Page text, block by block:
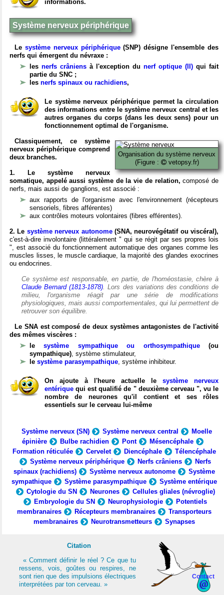
informations.
Système nerveux périphérique
Le système nerveux périphérique(SNP) désigne l'ensemble des
nerfs qui émergent du névraxe :
les nerfs crâniens à l'exception du nerf optique (II) qui fait
partie du SNC ;
les nerfs spinaux ou rachidiens,
Le système nerveux périphérique permet la circulation
des informations entre le système nerveux central et les
autres organes du corps (dans les deux sens) pour un
fonctionnement optimal de l'organisme.
Organisation du système nerveux
(Figure :
vetopsy.fr)
Classiquement, ce système
nerveux périphérique comprend
deux branches.
1. Le système nerveux
somatique, appelé aussi système de la vie de relation, composé de
nerfs, mais aussi de ganglions, est associé :
aux rapports de l'organisme avec l'environnement (récepteurs
sensoriels, fibres afférentes)
aux contrôles moteurs volontaires (fibres efférentes).
2. Le système nerveux autonome(SNA, neurovégétatif ou viscéral),
c'est-à-dire involontaire (littéralement " qui se régit par ses propres lois
", est associé du fonctionnement automatique des organes comme les
muscles lisses, le muscle cardiaque, la majorité des glandes exocrines
ou endocrines.
Ce système est responsable, en partie, de l'homéostasie, chère à
Claude Bernard (1813-1878). Lors des variations des conditions de
milieu, l'organisme réagit par une série de modifications
physiologiques, mais aussi comportementales, qui lui permettent de
retrouver son équilibre.
Le SNA est composé de deux systèmes antagonistes de l'activité
des mêmes viscères :
lesystème sympathique ou orthosympathique(ou
sympathique), système stimulateur,
le système parasympathique, système inhibiteur.
On ajoute à l'heure actuelle le système nerveux
entérique qui est qualifié de " deuxième cerveau ", vu le
nombre de neurones qu'il contient et ses rôles
essentiels sur le cerveau lui-même
Système nerveux (SN) Système nerveux central
Moelle
épinière
Bulbe rachidien Pont
Mésencéphale
Formation réticulée
Cervelet Diencéphale
Télencéphale
Système nerveux périphérique
Nerfs crâniens
Nerfs
spinaux (rachidiens)
Système nerveux autonome
Système
sympathique
Système parasympathique
Système entérique
Cytologie du SN
Neurones
Cellules gliales (névroglie)
Embryologie du SN
Neurophysiologie
Potentiels
membranaires
Récepteurs membranaires
Transporteurs
membranaires
Neurotransmetteurs Synapses
Contact
Citation
« Comment définir le réel ? Ce que tu
ressens, vois, goûtes ou respires, ne
sont rien que des impulsions électriques
interprétées par ton cerveau. »